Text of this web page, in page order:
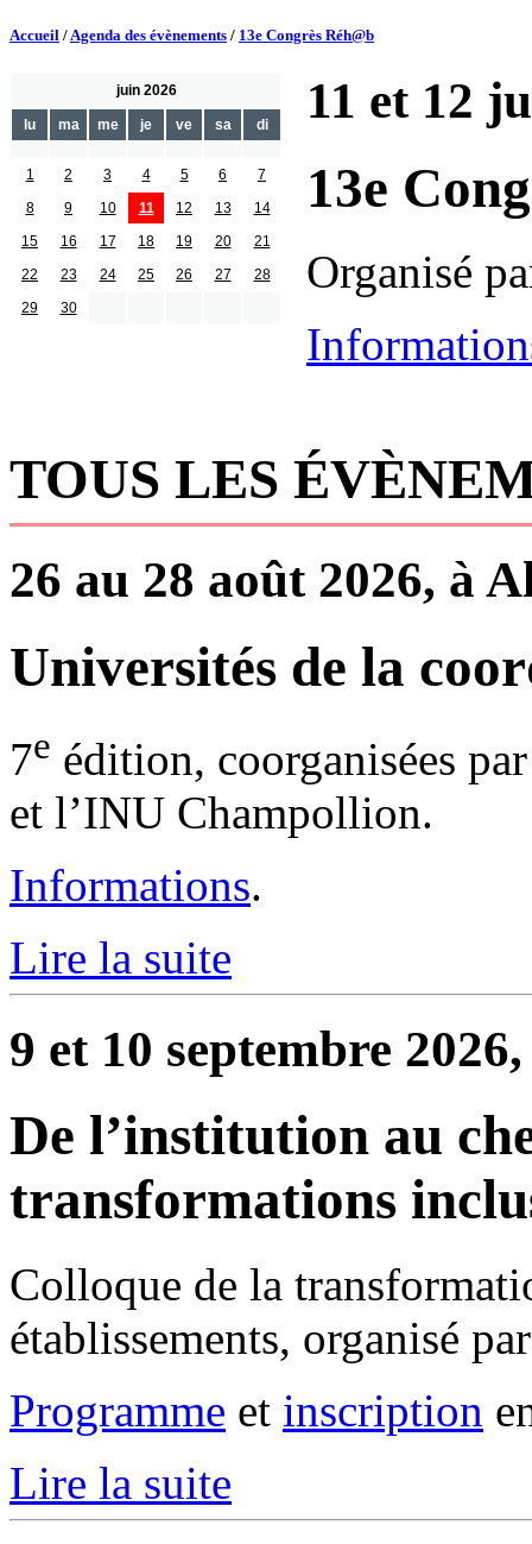
Accueil /Agenda des évènements / 13e Congrès Réh@b
juin 2026
lu ma me je ve sa di
1 2 3 4 5 6
7
8
9 10 11 12 13
14
15
16 17 18 19 20
21
22
23 24 25 26 27
28
29
30
11 et 12
13e
Organisé
TOUS LES
26 au 28 août 2026, à
Universités de la
7e édition, coorganisées
et l’INU Champollion.
Informations.
Lire la suite
9 et 10 septembre
De l’institution au
transformations
Colloque de la
établissements, organisé
Programme et inscription
Lire la suite